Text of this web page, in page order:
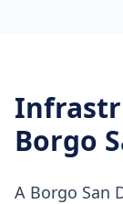
Borgo
A Borgo San